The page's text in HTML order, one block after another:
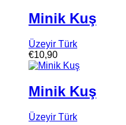
Minik Kuş
Üzeyir Türk
€10,90
Minik Kuş
Üzeyir Türk